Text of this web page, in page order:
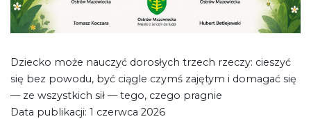
Dziecko może nauczyć dorosłych trzech rzeczy: cieszyć
się bez powodu, być ciągle czymś zajętym i domagać się
— ze wszystkich sił — tego, czego pragnie
Data publikacji: 1 czerwca 2026